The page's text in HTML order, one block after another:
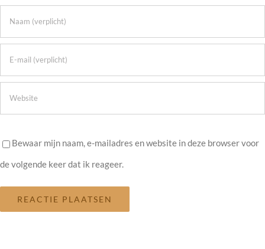
Bewaar mijn naam, e-mailadres en website in deze browser voor
de volgende keer dat ik reageer.